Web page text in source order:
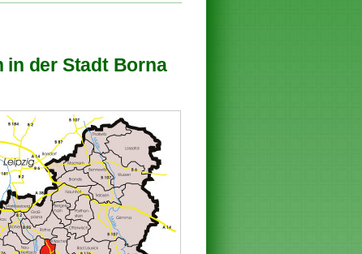
der Stadt Borna